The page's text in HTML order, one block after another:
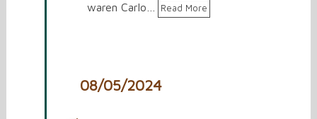
waren Carlo…
Read More
08/05/2024